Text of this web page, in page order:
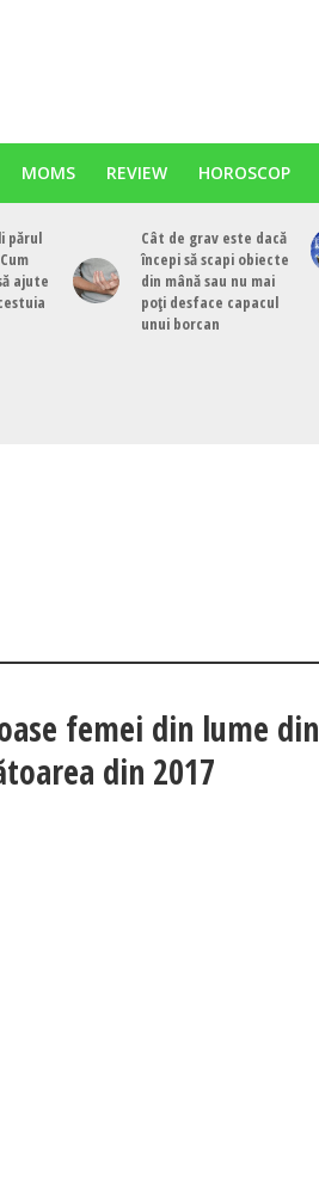
MOMS REVIEW HOROSCOP
părul
ajute
Cât de grav este dacă
începi să scapi obiecte
din mână sau nu mai
poți desface capacul
unui borcan
femei din lume din
din 2017